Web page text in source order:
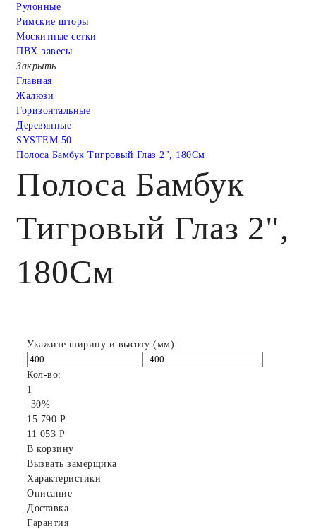
Рулонные
Римские шторы
Москитные сетки
ПВХ-завесы
Закрыть
Главная
Жалюзи
Горизонтальные
Деревянные
SYSTEM 50
Полоса Бамбук Тигровый Глаз 2", 180См
Полоса Бамбук
Тигровый Глаз 2",
180См
Укажите ширину и высоту (мм):
Кол-во:
1
-30%
15 790 Р
11 053 Р
В корзину
Вызвать замерщика
Характеристики
Описание
Доставка
Гарантия